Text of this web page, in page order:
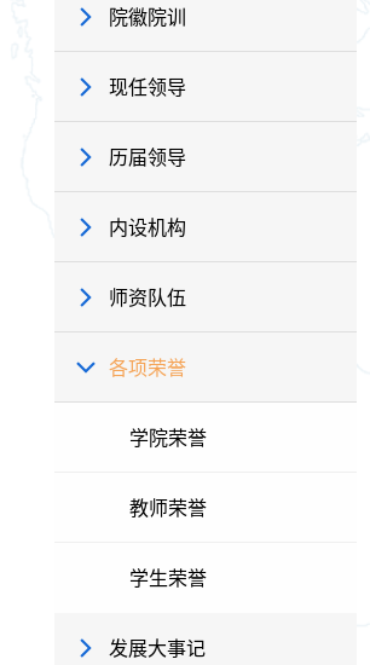
院徽院训
现任领导
历届领导
内设机构
师资队伍
各项荣誉
学院荣誉
教师荣誉
学生荣誉
发展大事记